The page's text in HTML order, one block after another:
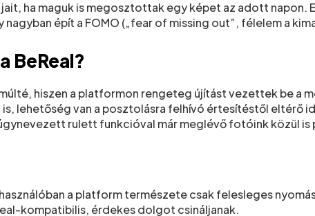
ha maguk is megosztottak egy képet az adott napon.
épít a FOMO („fear of missing out”, félelem a
BeReal?
hiszen a platformon rengeteg újítást vezettek be a
lehetőség van a posztolásra felhívó értesítéstől eltérő
rulett funkcióval már meglévő fotóink közül
a platform természete csak felesleges
kompatibilis, érdekes dolgot csináljanak.